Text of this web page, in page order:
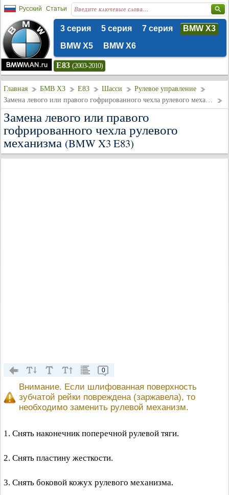
Русский Статьи
3 серия 5 серия 7 серия
BMW X3
BMW X5
BMW X6
E83 (2003-2010)
Главная БМВ Х3 E83 Шасси
Рулевое управление
Замена левого или правого гофрированного чехла рулевого механизма
Замена левого или правого
гофрированного чехла рулевого
механизма (BMW X3 E83)
0
Внимание. Если шлифованная поверхность
зубчатой рейки повреждена (заржавела), то
необходимо заменить рулевой механизм.
1. Снять наконечник поперечной рулевой тяги.
2. Снять пластину жесткости.
3. Снять боковой кожух рулевого механизма.